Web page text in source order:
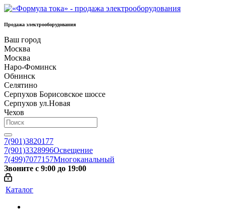
Продажа электрооборудования
Ваш город
Москва
Москва
Наро-Фоминск
Обнинск
Селятино
Серпухов Борисовское шоссе
Серпухов ул.Новая
Чехов
7(901)3820177
7(901)3328996Освещение
7(499)7077157Многоканальный
Звоните с 9:00 до 19:00
Каталог